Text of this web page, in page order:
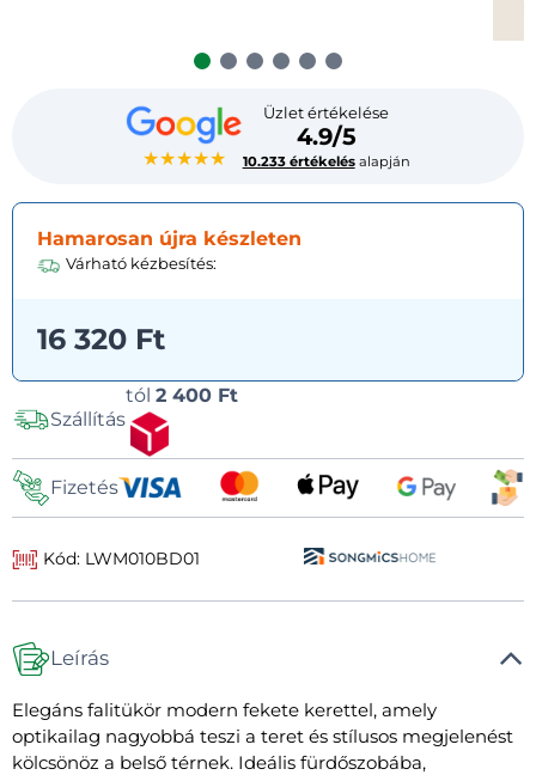
★★★★★
Üzlet értékelése
4.9/5
10.233 értékelésalapján
Hamarosan újra készleten
Várható kézbesítés:
16 320 Ft
Szállítás
tól 2 400 Ft
Fizetés
Kód: LWM010BD01
Leírás
Elegáns falitükör modern fekete kerettel, amely
optikailag nagyobbá teszi a teret és stílusos megjelenést
kölcsönöz a belső térnek. Ideális fürdőszobába,